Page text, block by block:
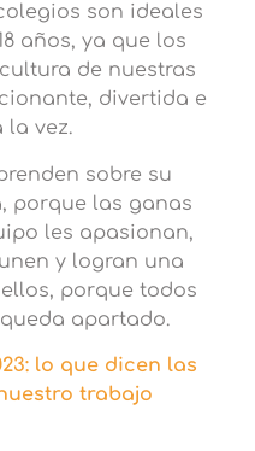
son ideales
años, ya que los
de nuestras
divertida e
la vez.
sobre su
porque las ganas
les apasionan,
y logran una
porque todos
apartado.
lo que dicen las
trabajo